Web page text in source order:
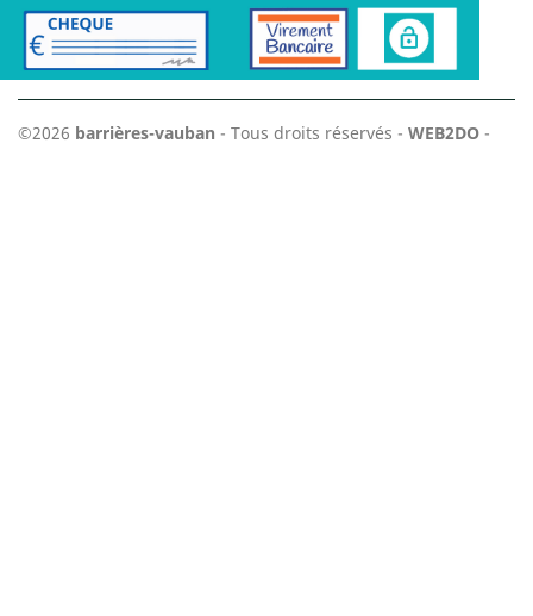
©2026 barrières-vauban - Tous droits réservés - WEB2DO -